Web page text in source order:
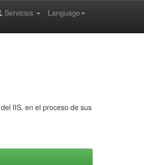
Language
Servicios
IIS, en el proceso de sus